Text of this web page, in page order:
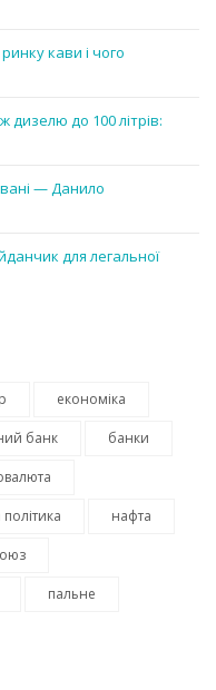
кави і чого
до 100 літрів:
— Данило
для легальної
економіка
банк банки
нафта
пальне